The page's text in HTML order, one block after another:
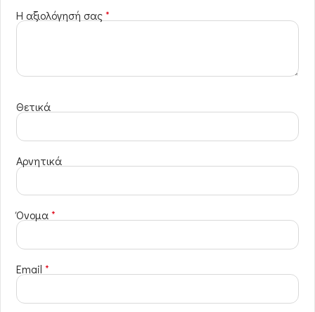
Η αξιολόγησή σας*
Θετικά
Αρνητικά
Όνομα*
Email *